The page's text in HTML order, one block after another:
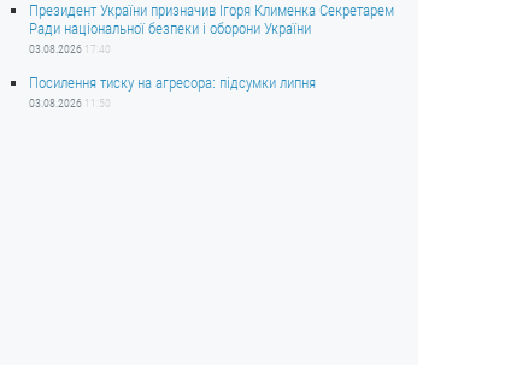
Президент України призначив Ігоря Клименка Секретарем
Ради національної безпеки і оборони України
03.08.2026 17:40
Посилення тиску на агресора: підсумки липня
03.08.2026 11:50